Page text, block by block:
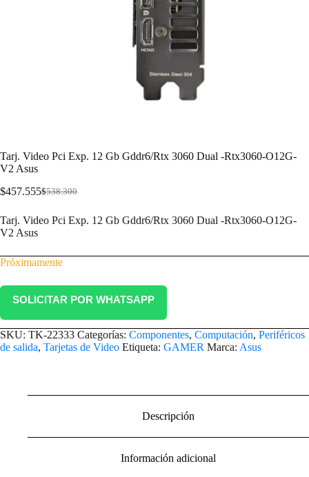
Tarj. Video Pci Exp. 12 Gb Gddr6/Rtx 3060 Dual -Rtx3060-O12G-
V2 Asus
$538.300
$457.555
Tarj. Video Pci Exp. 12 Gb Gddr6/Rtx 3060 Dual -Rtx3060-O12G-
V2 Asus
Próximamente
SOLICITAR POR WHATSAPP
SKU: TK-22333 Categorías: Componentes, Computación, Periféricos
de salida, Tarjetas de Video Etiqueta: GAMER Marca: Asus
Descripción
Información adicional